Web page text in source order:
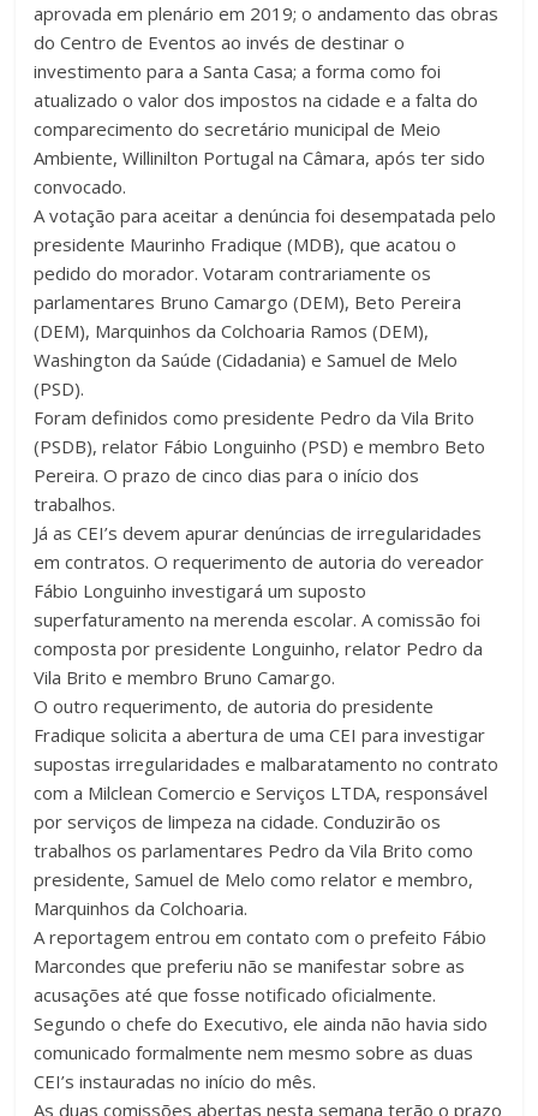
aprovada em plenário em 2019; o andamento das obras
do Centro de Eventos ao invés de destinar o
investimento para a Santa Casa; a forma como foi
atualizado o valor dos impostos na cidade e a falta do
comparecimento do secretário municipal de Meio
Ambiente, Willinilton Portugal na Câmara, após ter sido
convocado.
A votação para aceitar a denúncia foi desempatada pelo
presidente Maurinho Fradique (MDB), que acatou o
pedido do morador. Votaram contrariamente os
parlamentares Bruno Camargo (DEM), Beto Pereira
(DEM), Marquinhos da Colchoaria Ramos (DEM),
Washington da Saúde (Cidadania) e Samuel de Melo
(PSD).
Foram definidos como presidente Pedro da Vila Brito
(PSDB), relator Fábio Longuinho (PSD) e membro Beto
Pereira. O prazo de cinco dias para o início dos
trabalhos.
Já as CEI’s devem apurar denúncias de irregularidades
em contratos. O requerimento de autoria do vereador
Fábio Longuinho investigará um suposto
superfaturamento na merenda escolar. A comissão foi
composta por presidente Longuinho, relator Pedro da
Vila Brito e membro Bruno Camargo.
O outro requerimento, de autoria do presidente
Fradique solicita a abertura de uma CEI para investigar
supostas irregularidades e malbaratamento no contrato
com a Milclean Comercio e Serviços LTDA, responsável
por serviços de limpeza na cidade. Conduzirão os
trabalhos os parlamentares Pedro da Vila Brito como
presidente, Samuel de Melo como relator e membro,
Marquinhos da Colchoaria.
A reportagem entrou em contato com o prefeito Fábio
Marcondes que preferiu não se manifestar sobre as
acusações até que fosse notificado oficialmente.
Segundo o chefe do Executivo, ele ainda não havia sido
comunicado formalmente nem mesmo sobre as duas
CEI’s instauradas no início do mês.
As duas comissões abertas nesta semana terão o prazo